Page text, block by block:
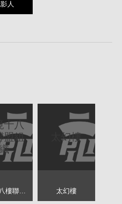
人
十八
盟組
集境十八樓聯盟組織
太幻樓
太幻樓